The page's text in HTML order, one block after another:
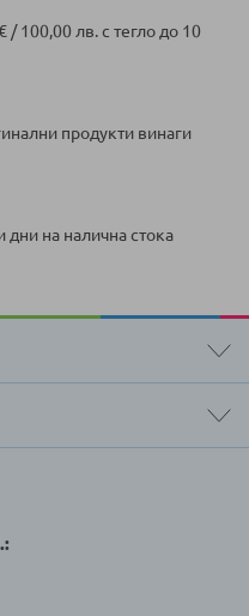
/ 100,00 лв. с тегло до 10
продукти винаги
дни на налична стока